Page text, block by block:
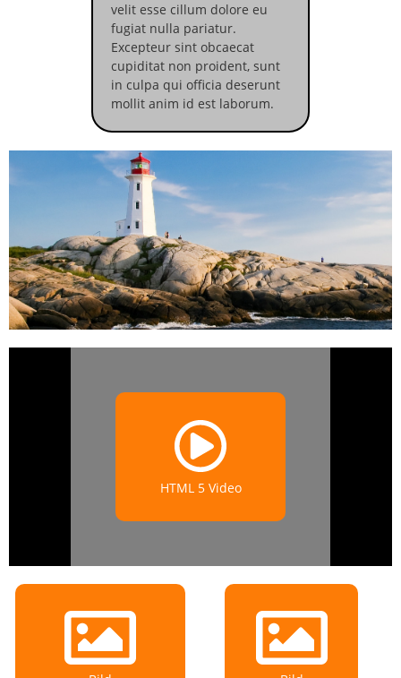
velit esse cillum dolore eu
fugiat nulla pariatur.
Excepteur sint obcaecat
cupiditat non proident, sunt
in culpa qui officia deserunt
mollit anim id est laborum.
HTML 5 Video